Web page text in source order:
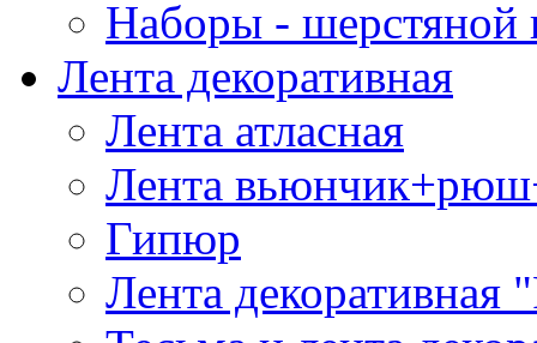
Наборы - шерстяной
Лента декоративная
Лента атласная
Лента
Гипюр
Лента декоративная